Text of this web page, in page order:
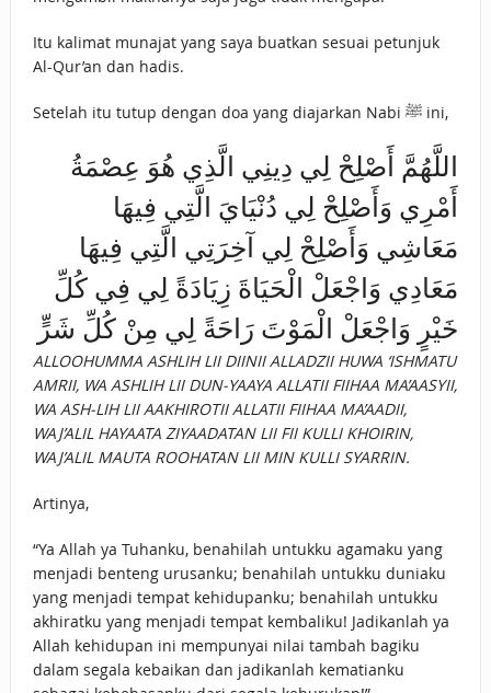
Itu kalimat munajat yang saya buatkan sesuai petunjuk
Al-Qur’an dan hadis.
Setelah itu tutup dengan doa yang diajarkan Nabi ﷺ ini,
اللَّهُمَّ أَصْلِحْ لِي دِينِي الَّذِي هُوَ عِصْمَةُ
أَمْرِي وَأَصْلِحْ لِي دُنْيَايَ الَّتِي فِيهَا
مَعَاشِي وَأَصْلِحْ لِي آخِرَتِي الَّتِي فِيهَا
مَعَادِي وَاجْعَلْ الْحَيَاةَ زِيَادَةً لِي فِي كُلِّ
خَيْرٍ وَاجْعَلْ الْمَوْتَ رَاحَةً لِي مِنْ كُلِّ شَرٍّ
ALLOOHUMMA ASHLIH LII DIINII ALLADZII HUWA ‘ISHMATU
AMRII, WA ASHLIH LII DUN-YAAYA ALLATII FIIHAA MA’AASYII,
WA ASH-LIH LII AAKHIROTII ALLATII FIIHAA MA’AADII,
WAJ’ALIL HAYAATA ZIYAADATAN LII FII KULLI KHOIRIN,
WAJ’ALIL MAUTA ROOHATAN LII MIN KULLI SYARRIN.
Artinya,
“Ya Allah ya Tuhanku, benahilah untukku agamaku yang
menjadi benteng urusanku; benahilah untukku duniaku
yang menjadi tempat kehidupanku; benahilah untukku
akhiratku yang menjadi tempat kembaliku! Jadikanlah ya
Allah kehidupan ini mempunyai nilai tambah bagiku
dalam segala kebaikan dan jadikanlah kematianku